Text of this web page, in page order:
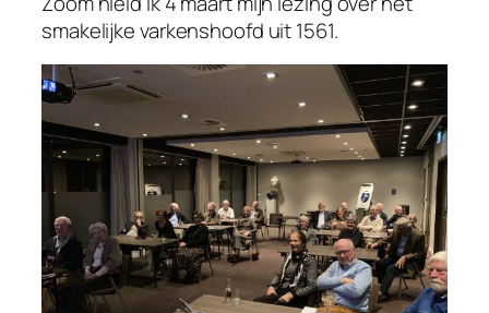
smakelijke varkenshoofd uit 1561.